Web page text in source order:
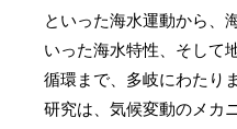
といった海水運動から、
いった海水特性、そして
循環まで、多岐にわたり
研究は、気候変動のメカ